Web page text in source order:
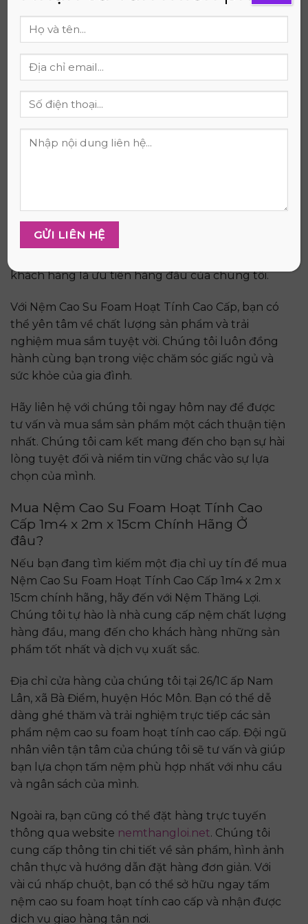
lắng nghe nhu cầu của bạn, giải đáp mọi thắc mắc
và đưa ra những tư vấn phù hợp nhất. Chúng tôi
cam kết mang đến sự hài lòng tối đa cho khách
hàng.
Khi đặt hàng, bạn sẽ được hưởng dịch vụ giao
hàng nhanh chóng và miễn phí vận chuyển.
vì vậy chúng tôi luôn cố gắng giao hàng trong
Trong trường hợp sản phẩm có lỗi do nhà sản
xuất, chúng tôi cam kết hoàn tiền 100% hoặc hỗ
khách hàng là ưu tiên hàng đầu của chúng tôi.
Với Nệm Cao Su Foam Hoạt Tính Cao Cấp, bạn có
thể yên tâm về chất lượng sản phẩm và trải
nghiệm mua sắm tuyệt vời. Chúng tôi luôn đồng
hành cùng bạn trong việc chăm sóc giấc ngủ và
sức khỏe của gia đình.
Hãy liên hệ với chúng tôi ngay hôm nay để được
tư vấn và mua sắm sản phẩm một cách thuận tiện
nhất. Chúng tôi cam kết mang đến cho bạn sự hài
lòng tuyệt đối và niềm tin vững chắc vào sự lựa
chọn của mình.
Mua Nệm Cao Su Foam Hoạt Tính Cao
Cấp 1m4 x 2m x 15cm Chính Hãng Ở
đâu?
Nếu bạn đang tìm kiếm một địa chỉ uy tín để mua
Nệm Cao Su Foam Hoạt Tính Cao Cấp 1m4 x 2m x
15cm chính hãng, hãy đến với Nệm Thăng Lợi.
Chúng tôi tự hào là nhà cung cấp nệm chất lượng
hàng đầu, mang đến cho khách hàng những sản
phẩm tốt nhất và dịch vụ xuất sắc.
Địa chỉ cửa hàng của chúng tôi tại 26/1C ấp Nam
Lân, xã Bà Điểm, huyện Hóc Môn. Bạn có thể dễ
dàng ghé thăm và trải nghiệm trực tiếp các sản
phẩm nệm cao su foam hoạt tính cao cấp. Đội ngũ
nhân viên tận tâm của chúng tôi sẽ tư vấn và giúp
bạn lựa chọn tấm nệm phù hợp nhất với nhu cầu
và ngân sách của mình.
Ngoài ra, bạn cũng có thể đặt hàng trực tuyến
thông qua website nemthangloi.net. Chúng tôi
cung cấp thông tin chi tiết về sản phẩm, hình ảnh
chân thực và hướng dẫn đặt hàng đơn giản. Với
vài cú nhấp chuột, bạn có thể sở hữu ngay tấm
nệm cao su foam hoạt tính cao cấp và nhận được
dịch vụ giao hàng tận nơi.